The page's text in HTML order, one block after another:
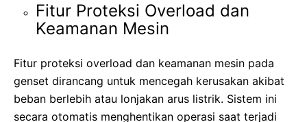
Fitur Proteksi Overload dan
Keamanan Mesin
Fitur proteksi overload dan keamanan mesin pada
genset dirancang untuk mencegah kerusakan akibat
beban berlebih atau lonjakan arus listrik. Sistem ini
secara otomatis menghentikan operasi saat terjadi